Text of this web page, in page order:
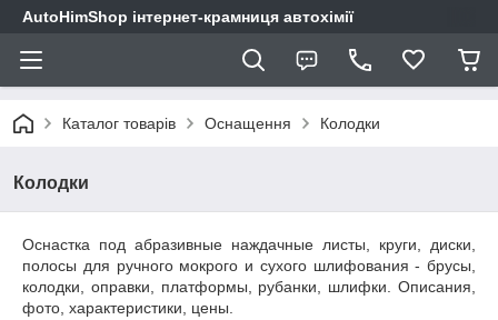
AutoHimShop інтернет-крамниця автохімії
Каталог товарів Оснащення Колодки
Колодки
Оснастка под абразивные наждачные листы, круги, диски,
полосы для ручного мокрого и сухого шлифования - брусы,
колодки, оправки, платформы, рубанки, шлифки. Описания,
фото, характеристики, цены.